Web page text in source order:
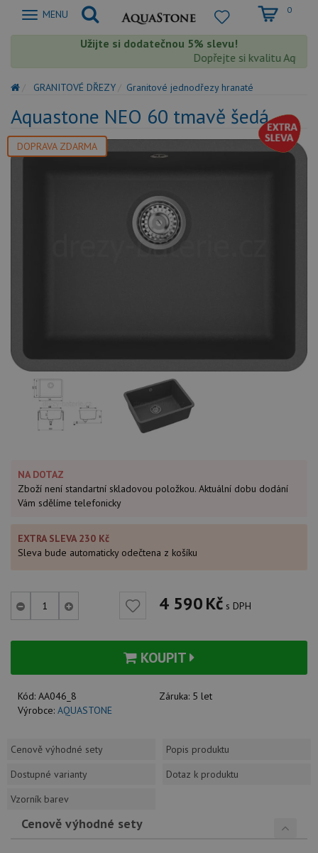
Zobrazit
MENU 0
Užijte si dodatečnou 5% slevu!
Dopřejte si kvalitu
GRANITOVÉ DŘEZY Granitové jednodřezy hranaté
Aquastone NEO 60 tmavě šedá
DOPRAVA ZDARMA
NA DOTAZ
Zboží není standartní skladovou položkou. Aktuální dobu dodání
Vám sdělíme telefonicky
EXTRA SLEVA 230 Kč
Sleva bude automaticky odečtena z košíku
4 590Kč s DPH
KOUPIT
Kód: AA046_8 Záruka: 5 let
Výrobce: AQUASTONE
Cenově výhodné sety
Popis produktu
Dostupné varianty
Dotaz k produktu
Vzorník barev
Cenově výhodné sety